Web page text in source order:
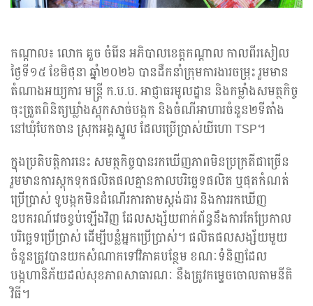
កណ្តាល៖ លោក គួច ចំរើន អភិបាលខេត្តកណ្តាល កាលពីរសៀល
ថ្ងៃទី១៥ ខែមិថុនា ឆ្នាំ២០២៦ បានដឹកនាំក្រុមការងារចម្រុះ រួមមាន
តំណាងអយ្យការ មន្ត្រី ក.ប.ប. អាជ្ញាធរមូលដ្ឋាន និងកម្លាំងសមត្ថកិច្ច
ចុះត្រួតពិនិត្យឃ្លាំងស្តុកសាច់បង្កក និងចំណីអាហារចំនួន២ទីតាំង
នៅឃុំបែកចាន ស្រុកអង្គស្នួល ដែលប្រើប្រាស់យីហោ TSP។
ក្នុងប្រតិបត្តិការនេះ សមត្ថកិច្ចបានរកឃើញភាពមិនប្រក្រតីជាច្រើន
រួមមានការស្តុកទុកផលិតផលគ្មានកាលបរិច្ឆេទផលិត ឬផុតកំណត់
ប្រើប្រាស់ ទូបង្កកមិនដំណើរការតាមស្តង់ដារ និងការរកឃើញ
ឧបករណ៍វេចខ្ចប់ឡើងវិញ ដែលសង្ស័យពាក់ព័ន្ធនឹងការកែប្រែកាល
បរិច្ឆេទប្រើប្រាស់ ដើម្បីបន្លំអ្នកប្រើប្រាស់។ ផលិតផលសង្ស័យមួយ
ចំនួនត្រូវបានយកសំណាកទៅវិភាគបន្ថែម ខណៈទំនិញដែល
បង្កហានិភ័យដល់សុខភាពសាធារណៈ នឹងត្រូវកម្ទេចចោលតាមនីតិ
វិធី។